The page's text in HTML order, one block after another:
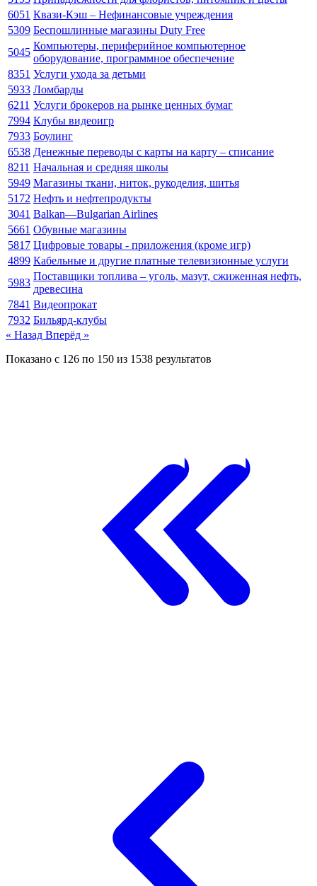
6051 Квази-Кэш – Нефинансовые учреждения
5309 Беспошлинные магазины Duty Free
5045
Компьютеры, периферийное компьютерное
оборудование, программное обеспечение
8351 Услуги ухода за детьми
5933 Ломбарды
6211 Услуги брокеров на рынке ценных бумаг
7994 Клубы видеоигр
7933 Боулинг
6538 Денежные переводы с карты на карту – списание
8211 Начальная и средняя школы
5949 Магазины ткани, ниток, рукоделия, шитья
5172 Нефть и нефтепродукты
3041 Balkan—Bulgarian Airlines
5661 Обувные магазины
5817 Цифровые товары - приложения (кроме игр)
4899 Кабельные и другие платные телевизионные услуги
5983
Поставщики топлива – уголь, мазут, сжиженная нефть,
древесина
7841 Видеопрокат
7932 Бильярд-клубы
« Назад Вперёд »
Показано с 126 по 150 из 1538 результатов